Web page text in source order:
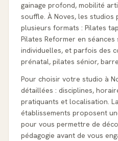
gainage profond, mobilité
souffle. À Noves, les
plusieurs formats : Pilates
Pilates Reformer en séances
individuelles, et parfois des
prénatal, pilates sénior,
Pour choisir votre studio à
détaillées : disciplines,
pratiquants et localisation.
établissements proposent
pour vous permettre de
pédagogie avant de vous